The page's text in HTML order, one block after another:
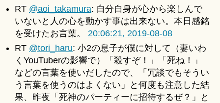
RT @aoi_takamura: 自分自身が心から楽しんで
いないと人の心を動かす事は出来ない。本日感銘
を受けたお言葉。 20:06:21, 2019-08-08
RT @tori_haru: 小2の息子が僕に対して（妻いわ
くYouTuberの影響で）「殺すぞ！」「死ね！」
などの言葉を使いだしたので、「冗談でもそうい
う言葉を使うのはよくない」と何度も注意した結
果、昨夜「死神のパーティーに招待するぜ？」と